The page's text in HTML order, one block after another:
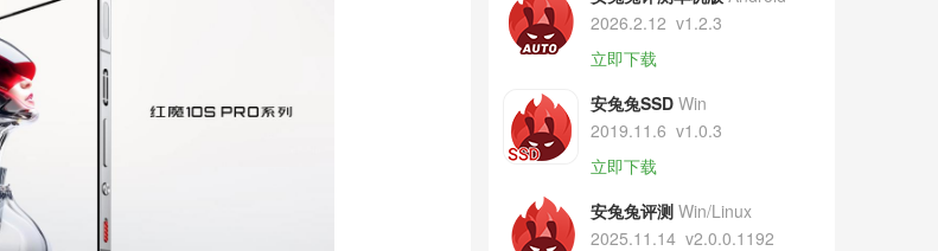
2026.2.12 v1.2.3
立即下载
安兔兔SSD Win
2019.11.6 v1.0.3
立即下载
安兔兔评测 Win/Linux
2025.11.14 v2.0.0.1192